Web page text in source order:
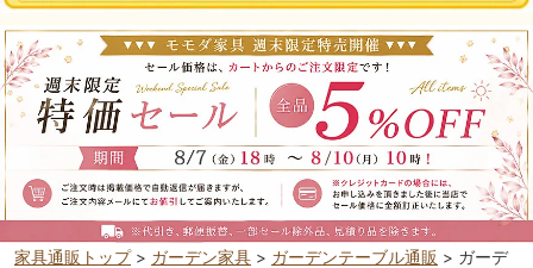
家具通販トップ> ガーデン家具 > ガーデンテーブル通販 > ガーデ